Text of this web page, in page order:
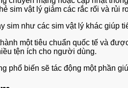
sim vật lý giảm các rắc rối và rủi
sim như các sim vật lý khác giúp
một tiêu chuẩn quốc tế và
tện ích cho người dùng.
phổ biến sẽ tác động một phần